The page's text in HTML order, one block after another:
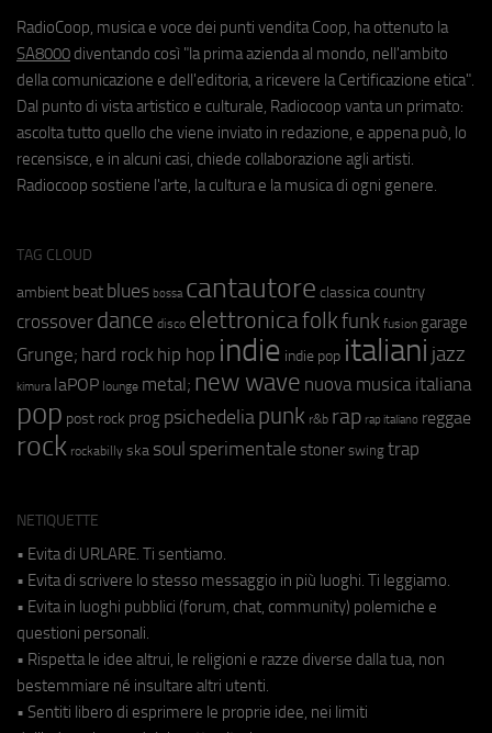
RadioCoop, musica e voce dei punti vendita Coop, ha ottenuto la
SA8000 diventando così "la prima azienda al mondo, nell'ambito
della comunicazione e dell'editoria, a ricevere la Certificazione etica".
Dal punto di vista artistico e culturale, Radiocoop vanta un primato:
ascolta tutto quello che viene inviato in redazione, e appena può, lo
recensisce, e in alcuni casi, chiede collaborazione agli artisti.
Radiocoop sostiene l'arte, la cultura e la musica di ogni genere.
TAG CLOUD
ambient beat blues bossa cantautore classica country
crossover dance disco elettronicafolkfunk fusion garage
Grunge; hard rock hip hop indie indie pop italiani jazz
kimura laPOP lounge metal; new wave nuova musica italiana
pop post rock prog psichedeliapunk r&b rap rap italiano reggae
rock rockabilly ska soul sperimentale stoner swing trap
NETIQUETTE
• Evita di URLARE. Ti sentiamo.
• Evita di scrivere lo stesso messaggio in più luoghi. Ti leggiamo.
• Evita in luoghi pubblici (forum, chat, community) polemiche e
questioni personali.
• Rispetta le idee altrui, le religioni e razze diverse dalla tua, non
bestemmiare né insultare altri utenti.
• Sentiti libero di esprimere le proprie idee, nei limiti